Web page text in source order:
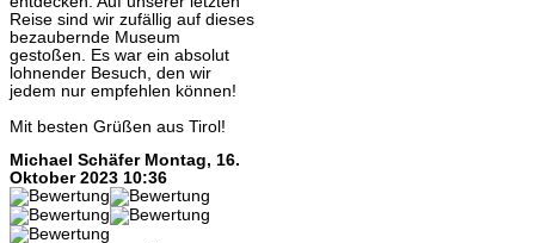
Reise sind wir zufällig auf dieses
bezaubernde Museum
gestoßen. Es war ein absolut
lohnender Besuch, den wir
jedem nur empfehlen können!
Mit besten Grüßen aus Tirol!
Michael Schäfer Montag, 16.
Oktober 2023 10:36